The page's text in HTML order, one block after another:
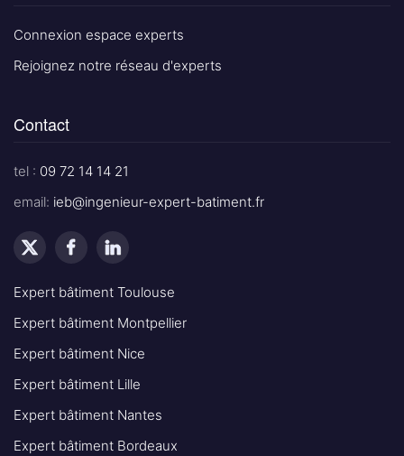
Connexion espace experts
Rejoignez notre réseau d'experts
Contact
tel : 09 72 14 14 21
email: ieb@ingenieur-expert-batiment.fr
Expert bâtiment Toulouse
Expert bâtiment Montpellier
Expert bâtiment Nice
Expert bâtiment Lille
Expert bâtiment Nantes
Expert bâtiment Bordeaux